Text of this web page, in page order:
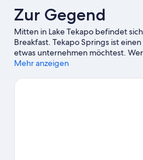
Zur Gegend
Mitten in Lake Tekapo befindet
Breakfast. Tekapo Springs ist
etwas unternehmen möchtest.
bewundern möchte, sollte
Besucherzentrum Aoraki/Mount
Mehr anzeigen